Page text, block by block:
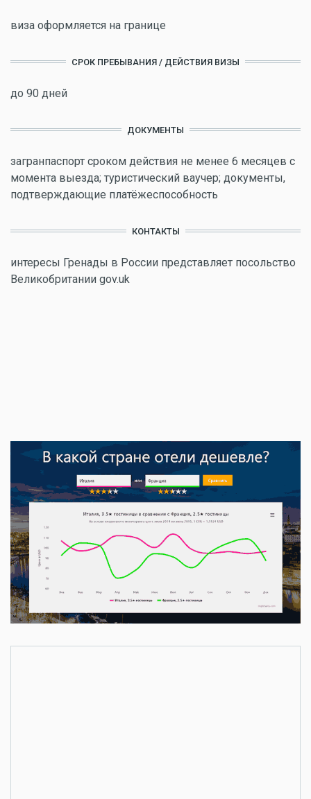
виза оформляется на границе
СРОК ПРЕБЫВАНИЯ / ДЕЙСТВИЯ ВИЗЫ
до 90 дней
ДОКУМЕНТЫ
загранпаспорт сроком действия не менее 6 месяцев с
момента выезда; туристический ваучер; документы,
подтверждающие платёжеспособность
КОНТАКТЫ
интересы Гренады в России представляет посольство
Великобритании gov.uk